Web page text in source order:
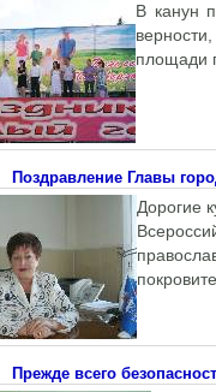
В канун
площади
Поздравление Главы
Дорогие
Прежде всего